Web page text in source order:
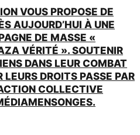
VOUS PROPOSE DE
AUJOURD’HUI À UNE
DE MASSE «
VÉRITÉ ». SOUTENIR
DANS LEUR COMBAT
LEURS DROITS PASSE PAR
COLLECTIVE